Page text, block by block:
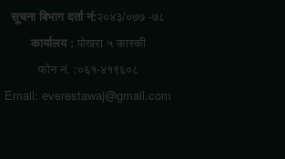
सूचना बिभाग दर्ता नं:२०४३/०७७ -७८
कार्यालय : पोखरा ५ कास्की
फोन नं. :०६१-४१९६०८
Email: everestawaj@gmail.com